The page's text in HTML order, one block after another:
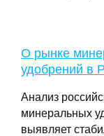
О рынке
удобрений в
Анализ
минеральных
выявляет